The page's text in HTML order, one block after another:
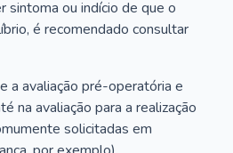
sintoma ou indício de que o
é recomendado consultar
a avaliação pré-operatória e
na avaliação para a realização
solicitadas em